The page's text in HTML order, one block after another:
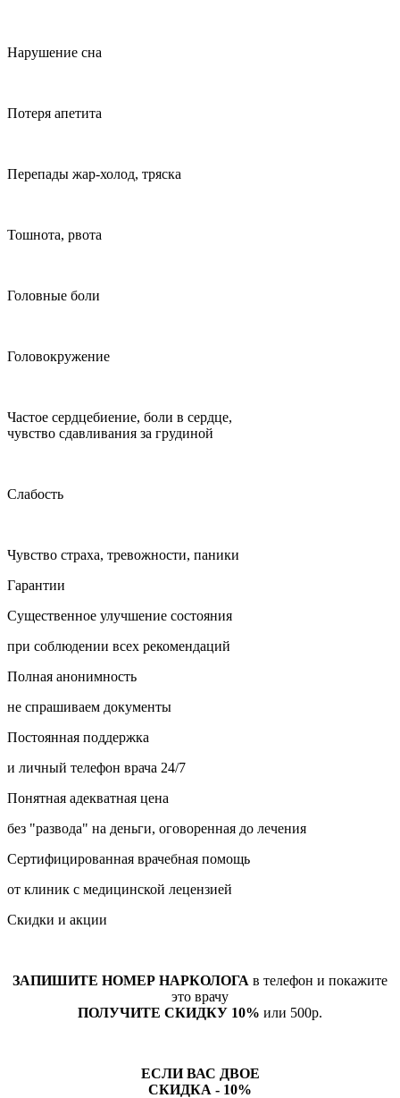
Нарушение сна
Потеря апетита
Перепады жар-холод, тряска
Тошнота, рвота
Головные боли
Головокружение
Частое сердцебиение, боли в сердце,
чувство сдавливания за грудиной
Слабость
Чувство страха, тревожности, паники
Гарантии
Существенное улучшение состояния
при соблюдении всех рекомендаций
Полная анонимность
не спрашиваем документы
Постоянная поддержка
и личный телефон врача 24/7
Понятная адекватная цена
без "развода" на деньги, оговоренная до лечения
Сертифицированная врачебная помощь
от клиник с медицинской лецензией
Скидки и акции
ЗАПИШИТЕ НОМЕР НАРКОЛОГА в телефон и покажите
это врачу
ПОЛУЧИТЕ СКИДКУ 10% или 500р.
ЕСЛИ ВАС ДВОЕ
СКИДКА - 10%